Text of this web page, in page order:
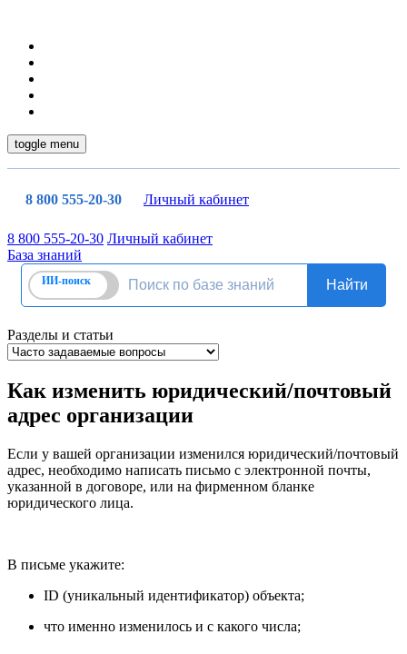
toggle menu
8 800 555-20-30 Личный кабинет
8 800 555-20-30 Личный кабинет
База знаний
Разделы и статьи
Как изменить юридический/почтовый
адрес организации
Если у вашей организации изменился юридический/почтовый
адрес, необходимо написать письмо с электронной почты,
указанной в договоре, или на фирменном бланке
юридического лица.
В письме укажите:
ID (уникальный идентификатор) объекта;
что именно изменилось и с какого числа;